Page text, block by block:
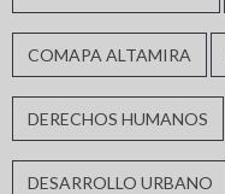
COMAPA ALTAMIRA
DERECHOS HUMANOS
DESARROLLO URBANO